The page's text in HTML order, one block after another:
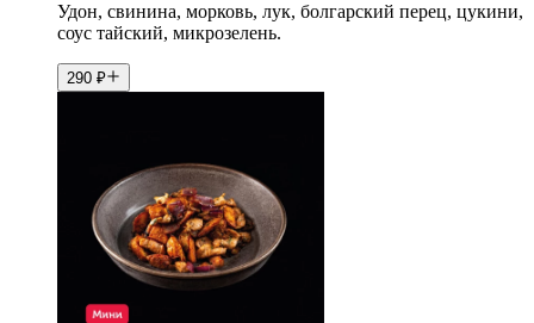
Удон, свинина, морковь, лук, болгарский перец, цукини,
соус тайский, микрозелень.
290 ₽